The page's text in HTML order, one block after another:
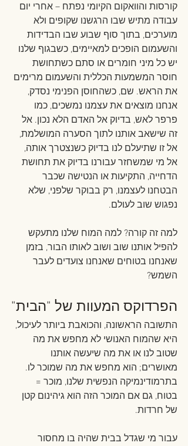
קורסות והוואקום הקיומי נפתח – אחרי יום
עבודה מתיש שבו הרגשנו שקופים ולא
מוערכים, בתוך סוף שבוע שבו הבדידות
והשעמום הופכים למאיימים, כשבגוף שלנו
יש כל מיני חומרים או סתם כשתחושת
חוסר המשמעות הכללית והשעמום מרימים
את הראש. שם, כשהחוסן הפנימי נסדק,
אנחנו מוצאים את עצמנו נמשכים, כמו
פרפר לאש, בדיוק אל האדם הלא נכון. אל
זה שישאב אותנו לתוך הסערה המושלמת,
אל זו שתיעלם לנו בדיוק כשנצטרך אותה,
אל מי שמשחזר עבורנו בדיוק את תחושת
הדחייה, התקיעות או הנטישה שכבר
הבטחנו לעצמנו, רק בבוקר שלפני, שלא
נפגוש שוב לעולם.
למה זה קורה? למה המוח שלנו מתעקש
להפיל אותנו שוב ושוב לאותו הבור, בזמן
שאנחנו בטוחים שאנחנו צועדים לעבר
השמש?
הפרדוקס המעוות של "הבית"
התשובה הראשונה, והכואבת ביותר לעיכול,
היא שהמוח האנושי לא מחפש את מה
שטוב לנו או את מה שיעשה אותנו
מאושרים; הוא מחפש את מה שמוכר לו.
בתרמודינמיקה הנפשית שלנו, מוכר =
בטוח, גם אם המוכר הזה הוא גיהינום קטן
של חרדות.
עבור מי שגדל בבית שהיה בו מחסור